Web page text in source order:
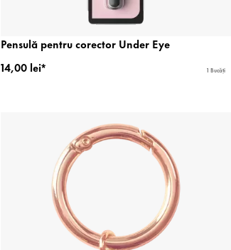
Pensulă pentru corector Under Eye
14,00 lei*
1 Bucăți